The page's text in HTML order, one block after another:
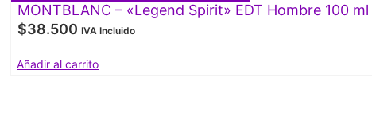
MONTBLANC – «Legend Spirit» EDT Hombre 100 ml
$38.500 IVA Incluido
Añadir al carrito